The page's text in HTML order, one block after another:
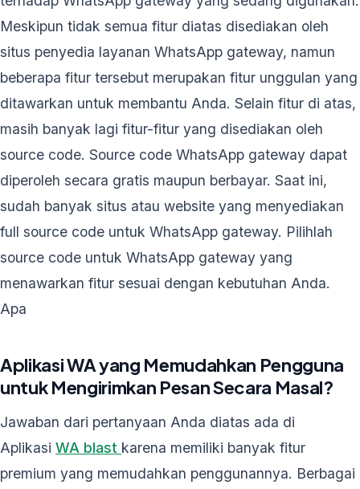
Meskipun tidak semua fitur diatas disediakan oleh
situs penyedia layanan WhatsApp gateway, namun
beberapa fitur tersebut merupakan fitur unggulan yang
ditawarkan untuk membantu Anda. Selain fitur di atas,
masih banyak lagi fitur-fitur yang disediakan oleh
source code. Source code WhatsApp gateway dapat
diperoleh secara gratis maupun berbayar. Saat ini,
sudah banyak situs atau website yang menyediakan
full source code untuk WhatsApp gateway. Pilihlah
source code untuk WhatsApp gateway yang
menawarkan fitur sesuai dengan kebutuhan Anda.
Apa
Aplikasi WA yang Memudahkan Pengguna
untuk Mengirimkan Pesan Secara Masal?
Jawaban dari pertanyaan Anda diatas ada di
Aplikasi WA blast karena memiliki banyak fitur
premium yang memudahkan penggunannya. Berbagai